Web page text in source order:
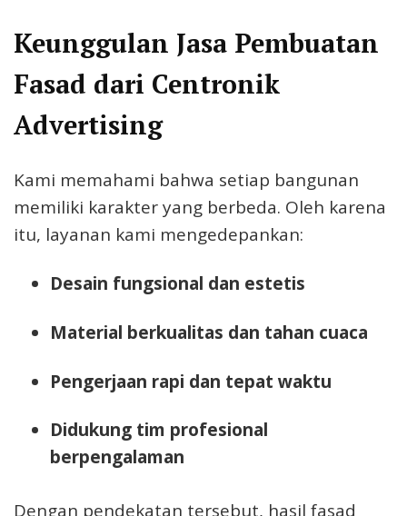
Keunggulan Jasa Pembuatan
Fasad dari Centronik
Advertising
Kami memahami bahwa setiap bangunan
memiliki karakter yang berbeda. Oleh karena
itu, layanan kami mengedepankan:
Desain fungsional dan estetis
Material berkualitas dan tahan cuaca
Pengerjaan rapi dan tepat waktu
Didukung tim profesional
berpengalaman
Dengan pendekatan tersebut, hasil fasad